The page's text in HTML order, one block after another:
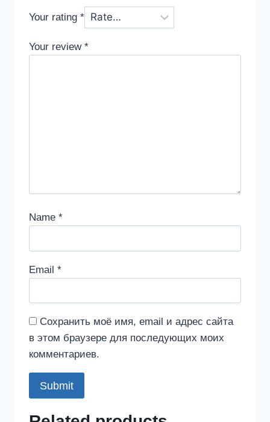
Your rating *
Your review *
Name *
Email *
Сохранить моё имя, email и адрес сайта
в этом браузере для последующих моих
комментариев.